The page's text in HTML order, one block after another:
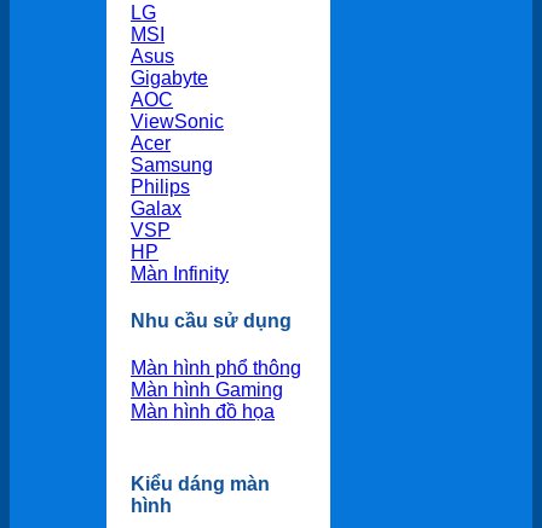
LG
MSI
Asus
Gigabyte
AOC
ViewSonic
Acer
Samsung
Philips
Galax
VSP
HP
Màn Infinity
Nhu cầu sử dụng
Màn hình phổ thông
Màn hình Gaming
Màn hình đồ họa
Kiểu dáng màn
hình